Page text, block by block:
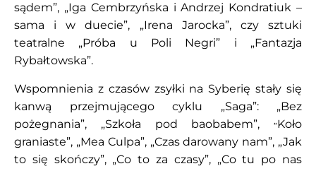
sądem”, „Iga Cembrzyńska i Andrzej Kondratiuk –
sama i w duecie”, „Irena Jarocka”, czy sztuki
teatralne „Próba u Poli Negri” i „Fantazja
Rybałtowska”.
Wspomnienia z czasów zsyłki na Syberię stały się
kanwą przejmującego cyklu „Saga”: „Bez
pożegnania”, „Szkoła pod baobabem”,
„Koło
graniaste”, „Mea Culpa”, „Czas darowany nam”, „Jak
to się skończy”, „Co to za czasy”, „Co tu po nas